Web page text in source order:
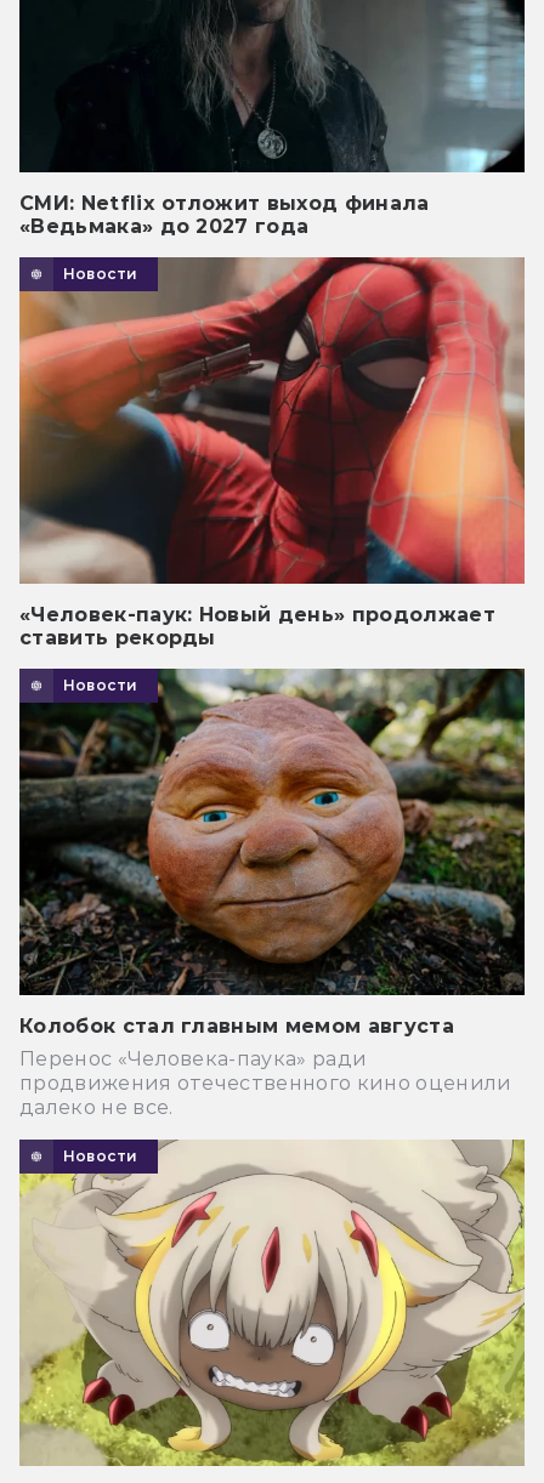
СМИ: Netflix отложит выход финала
«Ведьмака» до 2027 года
Новости
«Человек-паук: Новый день» продолжает
ставить рекорды
Новости
Колобок стал главным мемом августа
Перенос «Человека-паука» ради
продвижения отечественного кино оценили
далеко не все.
Новости